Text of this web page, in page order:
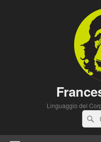
Linguaggio del